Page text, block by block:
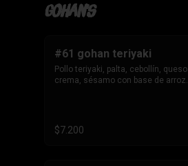
Gohan's
#61 gohan teriyaki
Pollo teriyaki, palta, cebollín, queso
crema, sésamo con base de arroz.
$7.200